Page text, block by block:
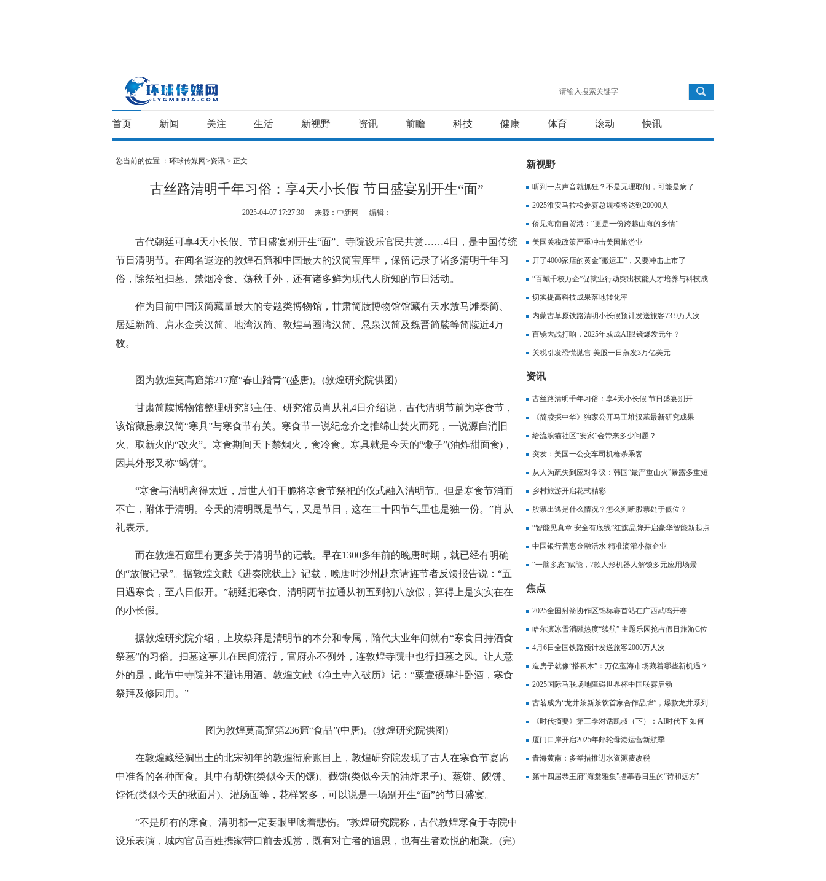
请输入搜索关键字
首页 新闻 关注 生活 新视野 资讯 前瞻 科技 健康 体育 滚动 快讯
您当前的位置 ：环球传媒网>资讯 > 正文
古丝路清明千年习俗：享4天小长假 节日盛宴别开生“面”
2025-04-07 17:27:30 来源：中新网 编辑：
古代朝廷可享4天小长假、节日盛宴别开生“面”、寺院设乐官民共赏……4日，是中国传统
节日清明节。在闻名遐迩的敦煌石窟和中国最大的汉简宝库里，保留记录了诸多清明千年习
俗，除祭祖扫墓、禁烟冷食、荡秋千外，还有诸多鲜为现代人所知的节日活动。
作为目前中国汉简藏量最大的专题类博物馆，甘肃简牍博物馆馆藏有天水放马滩秦简、
居延新简、肩水金关汉简、地湾汉简、敦煌马圈湾汉简、悬泉汉简及魏晋简牍等简牍近4万
枚。
图为敦煌莫高窟第217窟“春山踏青”(盛唐)。(敦煌研究院供图)
甘肃简牍博物馆整理研究部主任、研究馆员肖从礼4日介绍说，古代清明节前为寒食节，
该馆藏悬泉汉简“寒具”与寒食节有关。寒食节一说纪念介之推绵山焚火而死，一说源自消旧
火、取新火的“改火”。寒食期间天下禁烟火，食冷食。寒具就是今天的“馓子”(油炸甜面食)，
因其外形又称“蝎饼”。
“寒食与清明离得太近，后世人们干脆将寒食节祭祀的仪式融入清明节。但是寒食节消而
不亡，附体于清明。今天的清明既是节气，又是节日，这在二十四节气里也是独一份。”肖从
礼表示。
而在敦煌石窟里有更多关于清明节的记载。早在1300多年前的晚唐时期，就已经有明确
的“放假记录”。据敦煌文献《进奏院状上》记载，晚唐时沙州赴京请旌节者反馈报告说：“五
日遇寒食，至八日假开。”朝廷把寒食、清明两节拉通从初五到初八放假，算得上是实实在在
的小长假。
据敦煌研究院介绍，上坟祭拜是清明节的本分和专属，隋代大业年间就有“寒食日持酒食
祭墓”的习俗。扫墓这事儿在民间流行，官府亦不例外，连敦煌寺院中也行扫墓之风。让人意
外的是，此节中寺院并不避讳用酒。敦煌文献《净土寺入破历》记：“粟壹硕肆斗卧酒，寒食
祭拜及修园用。”
图为敦煌莫高窟第236窟“食品”(中唐)。(敦煌研究院供图)
在敦煌藏经洞出土的北宋初年的敦煌衙府账目上，敦煌研究院发现了古人在寒食节宴席
中准备的各种面食。其中有胡饼(类似今天的馕)、截饼(类似今天的油炸果子)、蒸饼、餪饼、
饽饦(类似今天的揪面片)、灌肠面等，花样繁多，可以说是一场别开生“面”的节日盛宴。
“不是所有的寒食、清明都一定要眼里噙着悲伤。”敦煌研究院称，古代敦煌寒食于寺院中
设乐表演，城内官员百姓携家带口前去观赏，既有对亡者的追思，也有生者欢悦的相聚。(完)
新视野
听到一点声音就抓狂？不是无理取闹，可能是病了
2025淮安马拉松参赛总规模将达到20000人
侨见海南自贸港：“更是一份跨越山海的乡情”
美国关税政策严重冲击美国旅游业
开了4000家店的黄金“搬运工”，又要冲击上市了
“百城千校万企”促就业行动突出技能人才培养与科技成
果转化
切实提高科技成果落地转化率
内蒙古草原铁路清明小长假预计发送旅客73.9万人次
百镜大战打响，2025年或成AI眼镜爆发元年？
关税引发恐慌抛售 美股一日蒸发3万亿美元
资讯
古丝路清明千年习俗：享4天小长假 节日盛宴别开
生“面”
《简牍探中华》独家公开马王堆汉墓最新研究成果
给流浪猫社区“安家”会带来多少问题？
突发：美国一公交车司机枪杀乘客
从人为疏失到应对争议：韩国“最严重山火”暴露多重短
板
乡村旅游开启花式精彩
股票出逃是什么情况？怎么判断股票处于低位？
“智能见真章 安全有底线”红旗品牌开启豪华智能新起点
中国银行普惠金融活水 精准滴灌小微企业
“一脑多态”赋能，7款人形机器人解锁多元应用场景
焦点
2025全国射箭协作区锦标赛首站在广西武鸣开赛
哈尔滨冰雪消融热度“续航” 主题乐园抢占假日旅游C位
4月6日全国铁路预计发送旅客2000万人次
造房子就像“搭积木”：万亿蓝海市场藏着哪些新机遇？
2025国际马联场地障碍世界杯中国联赛启动
古茗成为“龙井茶新茶饮首家合作品牌”，爆款龙井系列
于4月回归
《时代摘要》第三季对话凯叔（下）：AI时代下 如何
寻找商业新密码
厦门口岸开启2025年邮轮母港运营新航季
青海黄南：多举措推进水资源费改税
第十四届恭王府“海棠雅集”描摹春日里的“诗和远方”